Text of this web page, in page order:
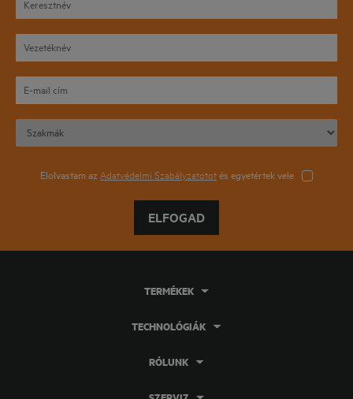
Elolvastam az Adatvédelmi Szabályzatototés egyetértek vele
ELFOGAD
TERMÉKEK
TECHNOLÓGIÁK
RÓLUNK